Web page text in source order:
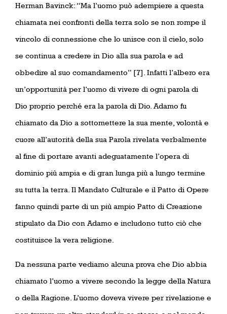
Herman Bavinck: “Ma l’uomo può adempiere a questa
chiamata nei confronti della terra solo se non rompe il
vincolo di connessione che lo unisce con il cielo, solo
se continua a credere in Dio alla sua parola e ad
obbedire al suo comandamento” [7]. Infatti l’albero era
un’opportunità per l’uomo di vivere di ogni parola di
Dio proprio perché era la parola di Dio. Adamo fu
chiamato da Dio a sottomettere la sua mente, volontà e
cuore all’autorità della sua Parola rivelata verbalmente
al fine di portare avanti adeguatamente l’opera di
dominio più ampia e di gran lunga più a lungo termine
su tutta la terra. Il Mandato Culturale e il Patto di Opere
fanno quindi parte di un più ampio Patto di Creazione
stipulato da Dio con Adamo e includono tutto ciò che
costituisce la vera religione.
Da nessuna parte vediamo alcuna prova che Dio abbia
chiamato l’uomo a vivere secondo la legge della Natura
o della Ragione. L’uomo doveva vivere per rivelazione e